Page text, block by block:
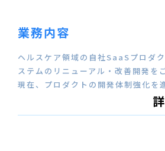
業務内容
ヘルスケア領域の自社SaaSプロダ
ステムのリニューアル・改善開発を
現在、プロダクトの開発体制強化を